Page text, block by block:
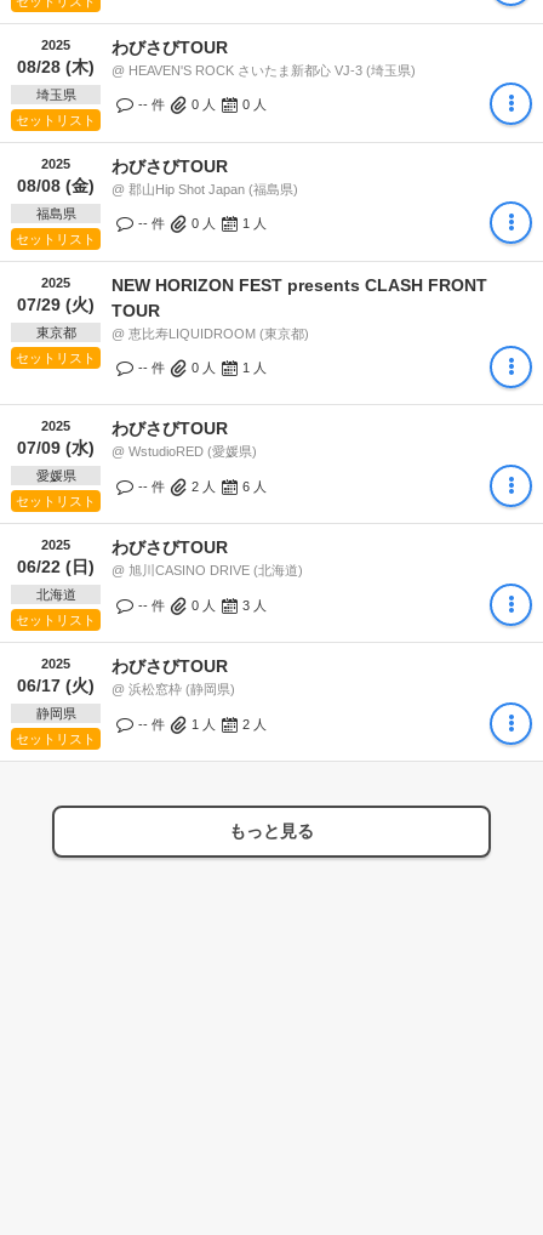
2025
08/28 (木)
埼玉県
セットリスト
わびさびTOUR
@ HEAVEN'S ROCK さいたま新都心 VJ-3 (埼玉県)
-- 件 0 人 0 人
2025
08/08 (金)
福島県
セットリスト
わびさびTOUR
@ 郡山Hip Shot Japan (福島県)
-- 件 0 人 1 人
2025
07/29 (火)
東京都
セットリスト
NEW HORIZON FEST presents CLASH FRONT
TOUR
@ 恵比寿LIQUIDROOM (東京都)
-- 件 0 人 1 人
2025
07/09 (水)
愛媛県
セットリスト
わびさびTOUR
@ WstudioRED (愛媛県)
-- 件 2 人 6 人
2025
06/22 (日)
北海道
セットリスト
わびさびTOUR
@ 旭川CASINO DRIVE (北海道)
-- 件 0 人 3 人
2025
06/17 (火)
静岡県
セットリスト
わびさびTOUR
@ 浜松窓枠 (静岡県)
-- 件 1 人 2 人
もっと見る